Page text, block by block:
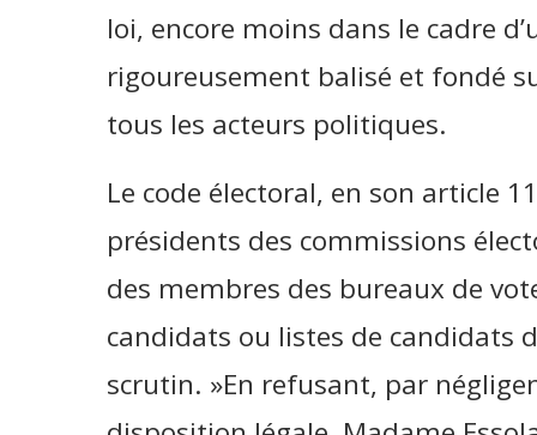
loi, encore moins dans le cadre
rigoureusement balisé et fondé
tous les acteurs politiques.
Le code électoral, en son article
présidents des commissions
des membres des bureaux de
candidats ou listes de candidats
scrutin. »En refusant, par